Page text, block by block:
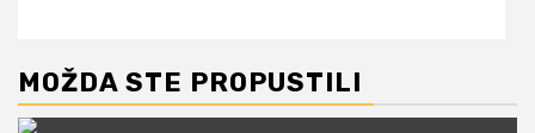
MOŽDA STE PROPUSTILI